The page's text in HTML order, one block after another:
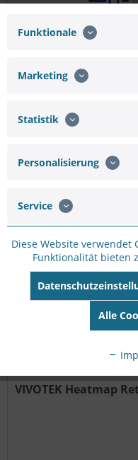
MOBOTIX Mx-SW-
Datenquelle (Smart Data
Arbeitsplatz (ab MxMC
Download via externem
Merken
VIVOTEK Heatmap
Funktionale
Marketing
Statistik
Personalisierung
Service
Diese Website verwendet
Funktionalität bieten
Alle